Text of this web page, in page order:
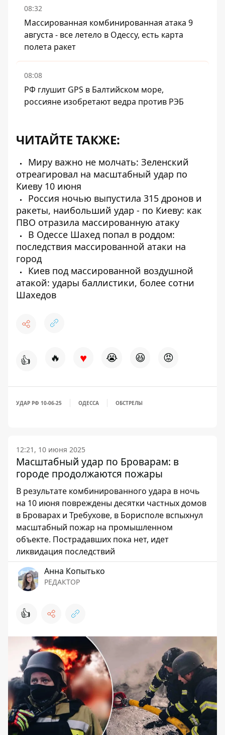
08:32
Массированная комбинированная атака 9
августа - все летело в Одессу, есть карта
полета ракет
08:08
РФ глушит GPS в Балтийском море,
россияне изобретают ведра против РЭБ
ЧИТАЙТЕ ТАКЖЕ:
Миру важно не молчать: Зеленский
отреагировал на масштабный удар по
Киеву 10 июня
Россия ночью выпустила 315 дронов и
ракеты, наибольший удар - по Киеву: как
ПВО отразила массированную атаку
В Одессе Шахед попал в роддом:
последствия массированной атаки на
город
Киев под массированной воздушной
атакой: удары баллистики, более сотни
Шахедов
👍 🔥 ♥ 😭 😆 😡
УДАР РФ 10-06-25 ОДЕССА ОБСТРЕЛЫ
12:21, 10 июня 2025
Масштабный удар по Броварам: в
городе продолжаются пожары
В результате комбинированного удара в ночь
на 10 июня повреждены десятки частных домов
в Броварах и Требухове, в Борисполе вспыхнул
масштабный пожар на промышленном
объекте. Пострадавших пока нет, идет
ликвидация последствий
Анна Копытько
РЕДАКТОР
👍